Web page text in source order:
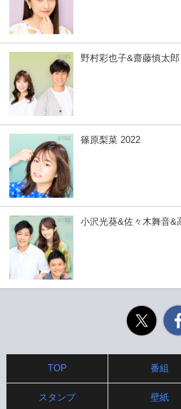
野村彩也子&齋藤慎太
篠原梨菜 2022
小沢光葵&佐々木舞音&
TOP 番組
スタンプ 壁紙